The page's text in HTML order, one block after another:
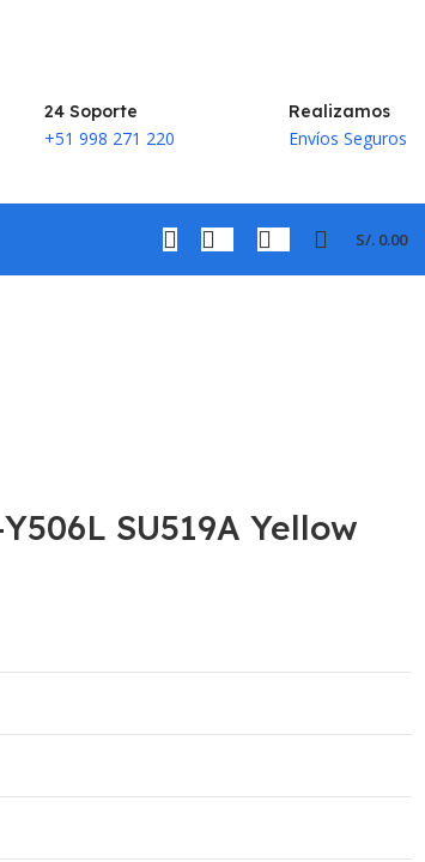
24 Soporte
+51 998 271 220
Realizamos
Envíos Seguros
S/. 0.00
SU519A Yellow